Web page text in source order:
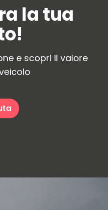
la tua
e scopri il valore